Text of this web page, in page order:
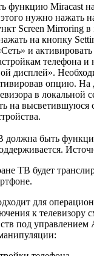
функцию Miracast
этого нужно нажать
Screen Mirroring
на кнопку
и
телефона
дисплей».
опцию. На
в локальной
на высветившуюся
должна быть
ТВ будет
для
к телевизору
под